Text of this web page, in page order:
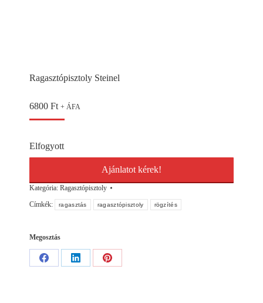
Ragasztópisztoly Steinel
6800 Ft + ÁFA
Elfogyott
Ajánlatot kérek!
Kategória: Ragasztópisztoly
Címkék:
ragasztás ragasztópisztoly rögzítés
Megosztás
Share
Share
Share